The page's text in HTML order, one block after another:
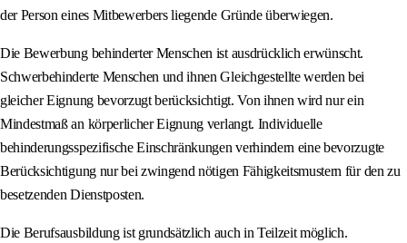
der Person eines Mitbewerbers liegende Gründe überwiegen.
Die Bewerbung behinderter Menschen ist ausdrücklich erwünscht.
Schwerbehinderte Menschen und ihnen Gleichgestellte werden bei
gleicher Eignung bevorzugt berücksichtigt. Von ihnen wird nur ein
Mindestmaß an körperlicher Eignung verlangt. Individuelle
behinderungsspezifische Einschränkungen verhindern eine bevorzugte
Berücksichtigung nur bei zwingend nötigen Fähigkeitsmustern für den zu
besetzenden Dienstposten.
Die Berufsausbildung ist grundsätzlich auch in Teilzeit möglich.